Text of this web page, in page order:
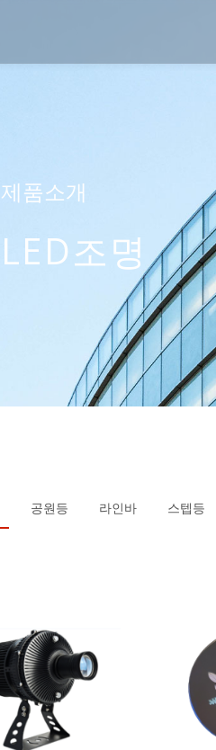
제품소개
LED조명
공원등 라인바 스텝등